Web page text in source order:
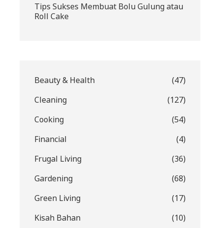
Tips Sukses Membuat Bolu Gulung atau
Roll Cake
Beauty & Health
(47)
Cleaning
(127)
Cooking
(54)
Financial
(4)
Frugal Living
(36)
Gardening
(68)
Green Living
(17)
Kisah Bahan
(10)